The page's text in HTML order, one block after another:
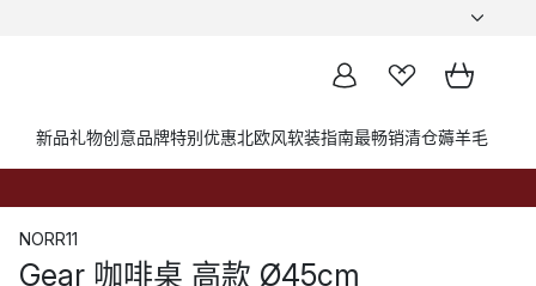
新品礼物创意品牌特别优惠北欧风软装指南最畅销清仓薅羊毛
NORR11
Gear 咖啡桌 高款 Ø45cm